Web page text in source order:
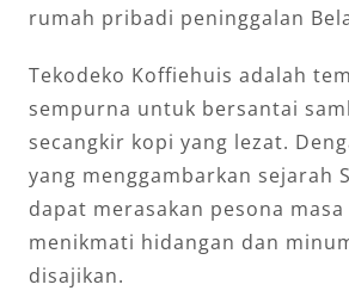
rumah pribadi peninggalan
Tekodeko Koffiehuis adalah
sempurna untuk bersantai
secangkir kopi yang lezat.
yang menggambarkan sejarah
dapat merasakan pesona
menikmati hidangan dan
disajikan.